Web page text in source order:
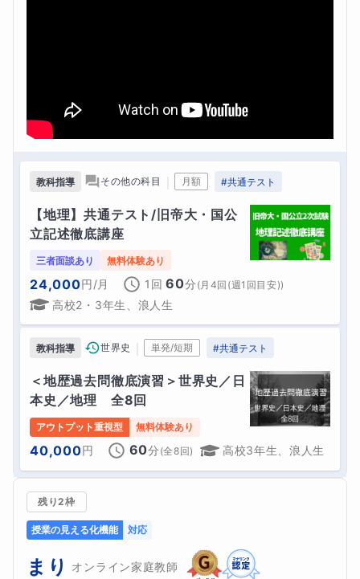
教科指導 その他の科目 月額 #共通テスト
【地理】共通テスト/旧帝大・国公
立記述徹底講座
三者面談あり 無料体験あり
24,000円/月 1回 60分 ( 月4回(週1回目安))
高校2・3年生、浪人生
教科指導 世界史 単発/短期 #共通テスト
＜地歴過去問徹底演習＞世界史／日
本史／地理　全8回
アウトプット重視型 無料体験あり
40,000円 60分 (全8回) 高校3年生、浪人生
残り2枠
授業の見える化機能 対応
まり オンライン家庭教師